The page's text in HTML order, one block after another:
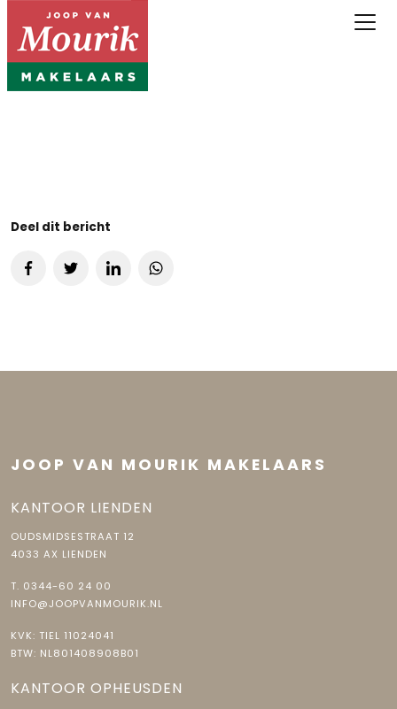
Deel dit bericht
JOOP VAN MOURIK MAKELAARS
KANTOOR LIENDEN
OUDSMIDSESTRAAT 12
4033 AX LIENDEN
T. 0344-60 24 00
INFO@JOOPVANMOURIK.NL
KVK: TIEL 11024041
BTW: NL801408908B01
KANTOOR OPHEUSDEN